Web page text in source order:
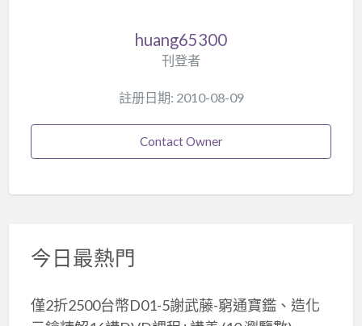
huang65300
刊登者
註册日期: 2010-08-09
Contact Owner
今日最熱門
僅2折2500台幣D01-5謝武藤-窮通寶鑑、造化